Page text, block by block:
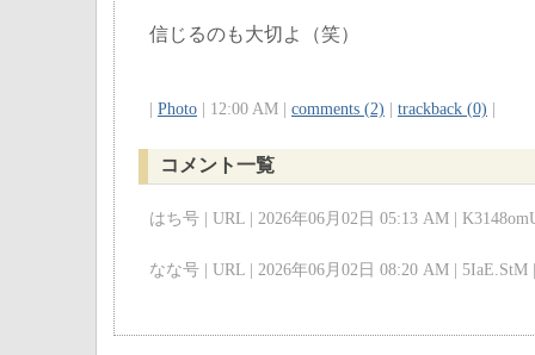
信じるのも大切よ（笑）
Photo | 12:00 AM | comments (2) trackback (0)
コメント一覧
はち号 | URL | 2026年06月02日 05:13 AM |
なな号 | URL | 2026年06月02日 08:20 AM | 5IaE.StM |